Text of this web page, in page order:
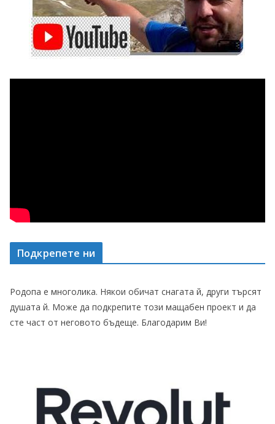
Подкрепете ни
Родопа е многолика. Някои обичат снагата й, други търсят
душата й. Може да подкрепите този мащабен проект и да
сте част от неговото бъдеще. Благодарим Ви!